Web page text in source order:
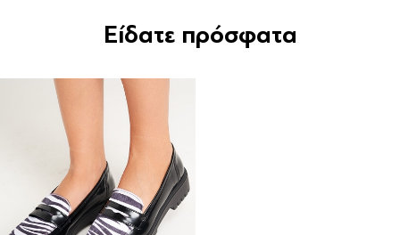
Είδατε πρόσφατα